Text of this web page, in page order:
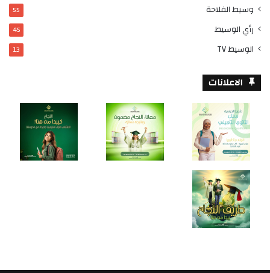
وسيط الفلاحة 55
رأي الوسيط 45
الوسيط TV 13
الاعلانات